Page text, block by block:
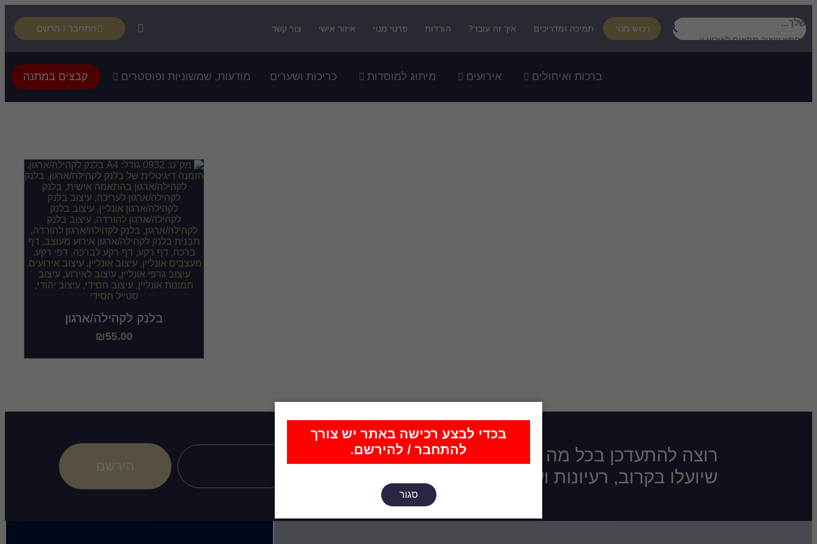
בכדי לבצע רכישה באתר יש צורך
להתחבר / להירשם.
סגור
שלך...
רכוש מנוי תמיכה ומדריכים איך זה עובד? הורדות פרטי מנוי איזור אישי צור קשר התחבר / הרשם
ברכות ואיחולים אירועים מיתוג למוסדות כריכות ושערים מודעות, שמשוניות ופוסטרים קבצים במתנה
בלנק לקהילה/ארגון
₪55.00
רוצה להתעדכן בכל מה שחדש, סטים
שיועלו בקרוב, רעיונות ועיצובים חדשים?
הירשם